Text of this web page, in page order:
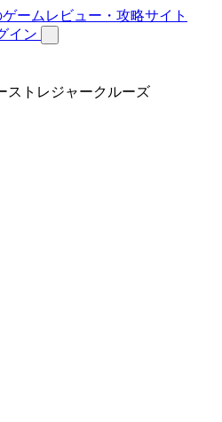
イン
ストレジャークルーズ